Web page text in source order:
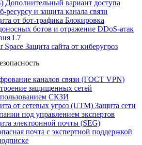
Дополнительный вариант доступа
и защита канала связи
от бот‑трафика Блокировка
ботов и отражение DDoS‑атак
L7
Space Защита сайта от киберугроз
каналов связи (ГОСТ VPN)
защищенных сетей
СКЗИ
от сетевых угроз (UTM) Защита сети
под управлением экспертов
электронной почты (SEG)
почта с экспертной поддержкой